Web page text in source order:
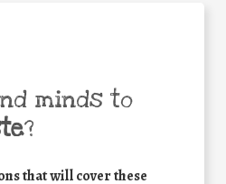
minds to
?
that will cover these